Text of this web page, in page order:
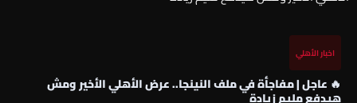
اخبار الأهلي
🔥 عاجل | مفاجأة في ملف النينجا.. عرض الأهلي الأخير ومش
هيدفع مليم زيادة